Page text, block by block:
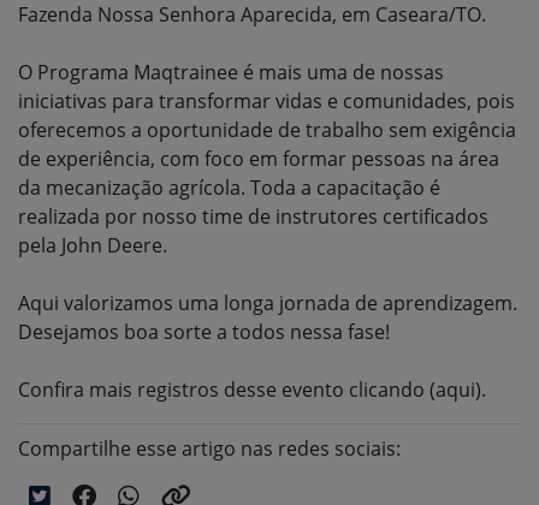
Fazenda Nossa Senhora Aparecida, em Caseara/TO.
O Programa Maqtrainee é mais uma de nossas
iniciativas para transformar vidas e comunidades, pois
oferecemos a oportunidade de trabalho sem exigência
de experiência, com foco em formar pessoas na área
da mecanização agrícola. Toda a capacitação é
realizada por nosso time de instrutores certificados
pela John Deere.
Aqui valorizamos uma longa jornada de aprendizagem.
Desejamos boa sorte a todos nessa fase!
Confira mais registros desse evento clicando (aqui).
Compartilhe esse artigo nas redes sociais: